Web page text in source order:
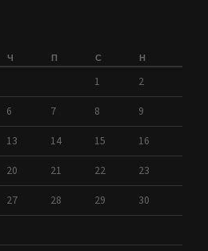
Ч П С Н
1 2
6 7 8 9
13 14 15 16
20 21 22 23
27 28 29 30